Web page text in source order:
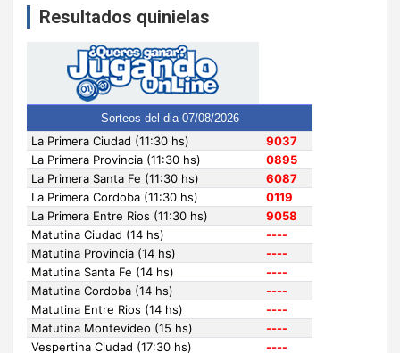
Resultados quinielas